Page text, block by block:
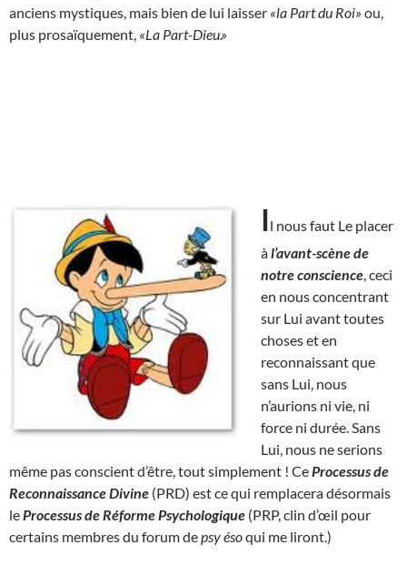
anciens mystiques, mais bien de lui laisser «la Part du Roi» ou,
plus prosaïquement, «La Part-Dieu.»
Il nous faut Le placer
àl’avant-scène de
notre conscience , ceci
en nous concentrant
sur Lui avant toutes
choses et en
reconnaissant que
sans Lui, nous
n’aurions ni vie, ni
force ni durée. Sans
Lui, nous ne serions
même pas conscient d’être, tout simplement ! Ce Processus de
Reconnaissance Divine (PRD) est ce qui remplacera désormais
le Processus de Réforme Psychologique (PRP, clin d’œil pour
certains membres du forum depsy ésoqui me liront.)